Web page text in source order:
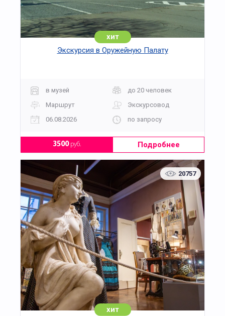
хит
Экскурсия в Оружейную Палату
в музей
до 20 человек
Маршрут
Экскурсовод
06.08.2026
по запросу
3500руб. Подробнее
20757
хит